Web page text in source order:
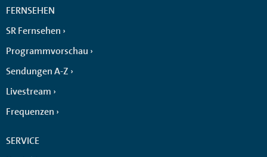
FERNSEHEN
SR Fernsehen
Programmvorschau
Sendungen A-Z
Livestream
Frequenzen
SERVICE